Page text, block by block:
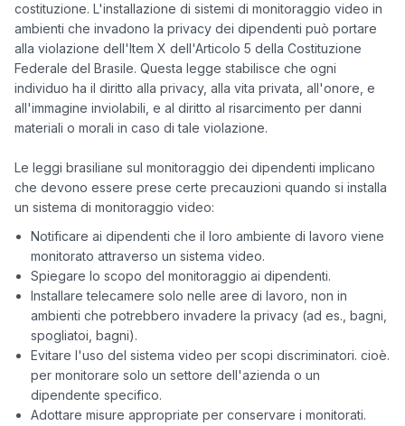
costituzione. L'installazione di sistemi di monitoraggio video in
ambienti che invadono la privacy dei dipendenti può portare
alla violazione dell'Item X dell'Articolo 5 della Costituzione
Federale del Brasile. Questa legge stabilisce che ogni
individuo ha il diritto alla privacy, alla vita privata, all'onore, e
all'immagine inviolabili, e al diritto al risarcimento per danni
materiali o morali in caso di tale violazione.
Le leggi brasiliane sul monitoraggio dei dipendenti implicano
che devono essere prese certe precauzioni quando si installa
Notificare ai dipendenti che il loro ambiente di lavoro viene
monitorato attraverso un sistema video.
Spiegare lo scopo del monitoraggio ai dipendenti.
Installare telecamere solo nelle aree di lavoro, non in
ambienti che potrebbero invadere la privacy (ad es., bagni,
spogliatoi, bagni).
Evitare l'uso del sistema video per scopi discriminatori. cioè.
per monitorare solo un settore dell'azienda o un
dipendente specifico.
Adottare misure appropriate per conservare i monitorati.